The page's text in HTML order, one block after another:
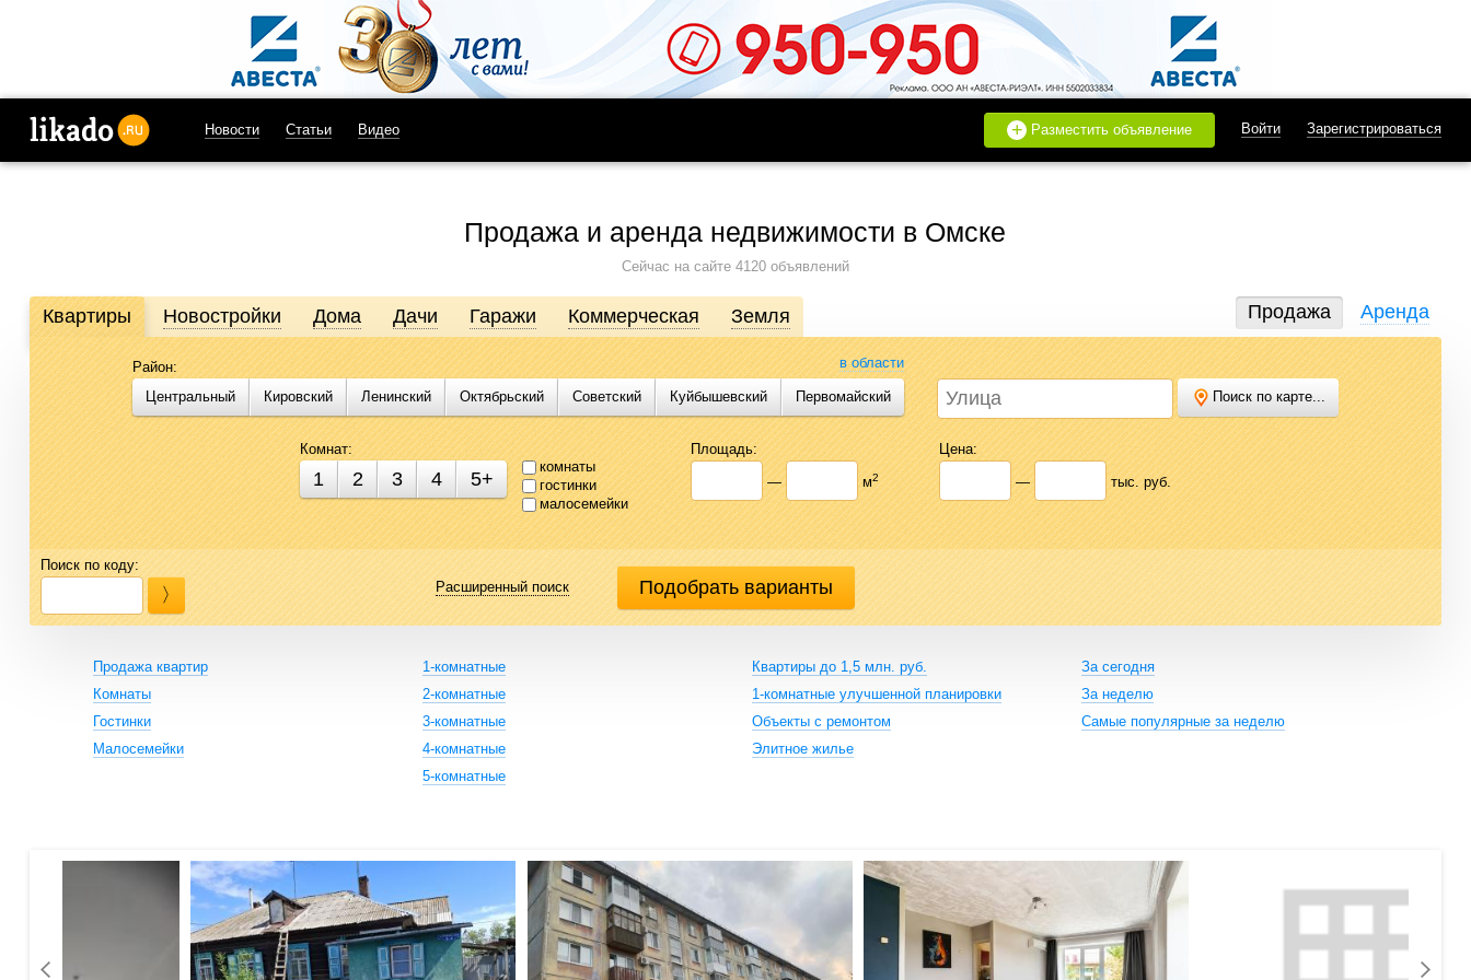
Новости Статьи Видео + Разместить объявление Войти Зарегистрироваться
Продажа и аренда недвижимости в Омске
Сейчас на сайте 4120 объявлений
Продажа и аренда недвижимости в Омске
Likado.ru – сайт актуальных и достоверных объявлений по недвижимости от агентств, собственников, инвесторов и застройщиков. Продать или купить квартиру, найти землю под строительство,
подобрать помещение для бизнеса стало проще. Воспользуйтесь предложениями Likado.ru, чтобы сэкономить время и силы в поисках нужного варианта.
Продажа Аренда
Квартиры Новостройки Дома Дачи Гаражи Коммерческая Земля
Район: в области
Центральный Кировский Ленинский Октябрьский Советский Куйбышевский Первомайский Поиск по карте...
Комнат:
1 2 3 4 5+
комнаты
гостинки
малосемейки
Площадь:
—
м2
Цена:
—
тыс. руб.
Поиск по коду:
Расширенный поиск
Продажа квартир
Комнаты
Гостинки
Малосемейки
1-комнатные
2-комнатные
3-комнатные
4-комнатные
5-комнатные
Квартиры до 1,5 млн. руб.
1-комнатные улучшенной планировки
Объекты с ремонтом
Элитное жилье
За сегодня
За неделю
Самые популярные за неделю